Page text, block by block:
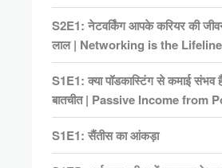
S2E1: नेटवर्किंग आपके करियर की
लाल | Networking is the
S1E1: क्या पॉडकास्टिंग से कमाई
बातचीत | Passive Income from
S1E1: सैंतीस का आंकड़ा